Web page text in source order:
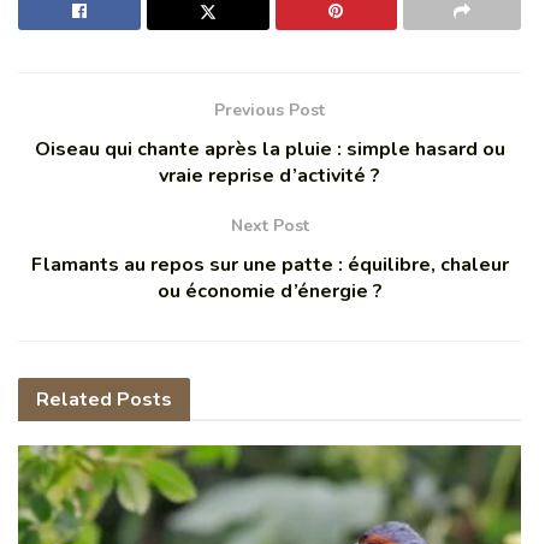
Previous Post
Oiseau qui chante après la pluie : simple hasard ou
vraie reprise d’activité ?
Next Post
Flamants au repos sur une patte : équilibre, chaleur
ou économie d’énergie ?
Related Posts